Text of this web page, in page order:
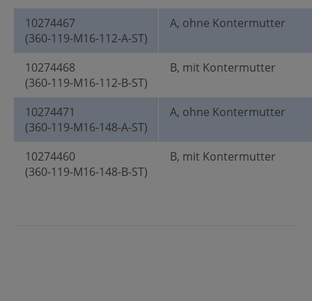
10274467
(360-119-M16-112-A-ST)
A, ohne Kontermutter
10274468
(360-119-M16-112-B-ST)
B, mit Kontermutter
10274471
(360-119-M16-148-A-ST)
A, ohne Kontermutter
10274460
(360-119-M16-148-B-ST)
B, mit Kontermutter